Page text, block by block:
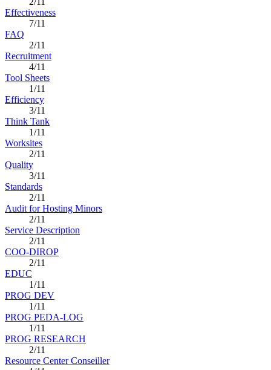
Effectiveness
7/11
FAQ
2/11
Recruitment
4/11
Tool Sheets
1/11
Efficiency
3/11
Think Tank
1/11
Worksites
2/11
Quality
3/11
Standards
2/11
Audit for Hosting Minors
2/11
Service Description
2/11
COO-DIROP
2/11
EDUC
1/11
PROG DEV
1/11
PROG PEDA-LOG
1/11
PROG RESEARCH
2/11
Resource Center Conseiller